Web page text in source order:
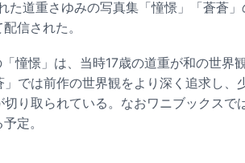
た道重さゆみの写真集「憧憬」「蒼蒼
信された。
憧憬」は、当時17歳の道重が和の世界
」では前作の世界観をより深く追求し
切り取られている。なおワニブックス
定。